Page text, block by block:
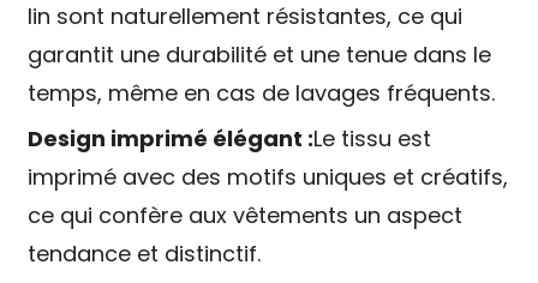
lin sont naturellement résistantes, ce qui
garantit une durabilité et une tenue dans le
temps, même en cas de lavages fréquents.
Design imprimé élégant :Le tissu est
imprimé avec des motifs uniques et créatifs,
ce qui confère aux vêtements un aspect
tendance et distinctif.